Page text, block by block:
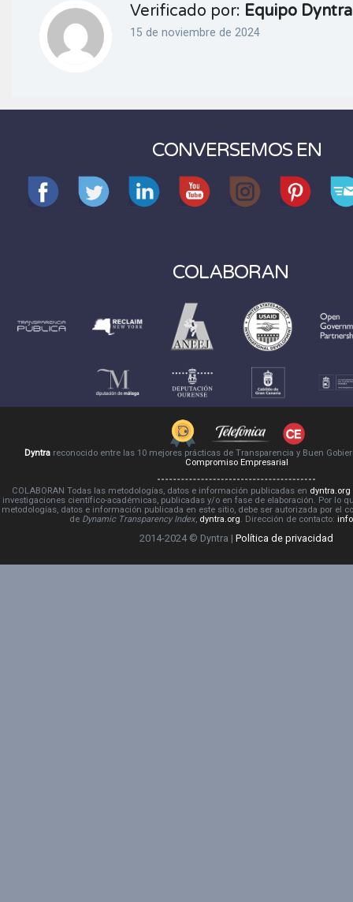
Verificado por: Equipo Dyntra
15 de noviembre de 2024
CONVERSEMOS EN
COLABORAN
Dyntrareconocido entre las 10 mejores prácticas de Transparencia y Buen
Compromiso Empresarial
COLABORAN Todas las metodologías, datos e información publicadas en dyntra.org
investigaciones científico-académicas, publicadas y/o en fase de elaboración. Por lo
metodologías, datos e información publicada en este sitio, debe ser autorizada por el
de Dynamic Transparency Index, dyntra.org. Dirección de contacto:
2014-2024 © Dyntra | Política de privacidad